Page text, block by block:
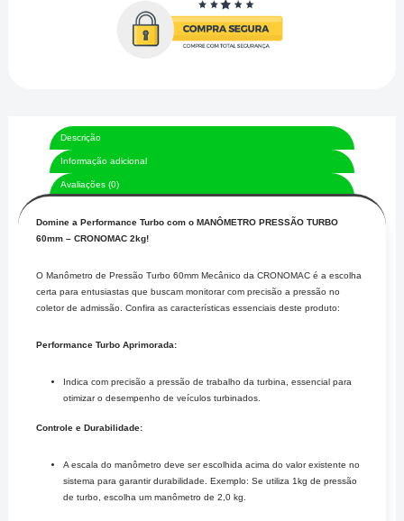
Descrição
Informação adicional
Avaliações (0)
Domine a Performance Turbo com o MANÔMETRO PRESSÃO TURBO
60mm – CRONOMAC 2kg!
O Manômetro de Pressão Turbo 60mm Mecânico da CRONOMAC é a escolha
certa para entusiastas que buscam monitorar com precisão a pressão no
coletor de admissão. Confira as características essenciais deste produto:
Performance Turbo Aprimorada:
Indica com precisão a pressão de trabalho da turbina, essencial para
otimizar o desempenho de veículos turbinados.
Controle e Durabilidade:
A escala do manômetro deve ser escolhida acima do valor existente no
sistema para garantir durabilidade. Exemplo: Se utiliza 1kg de pressão
de turbo, escolha um manômetro de 2,0 kg.